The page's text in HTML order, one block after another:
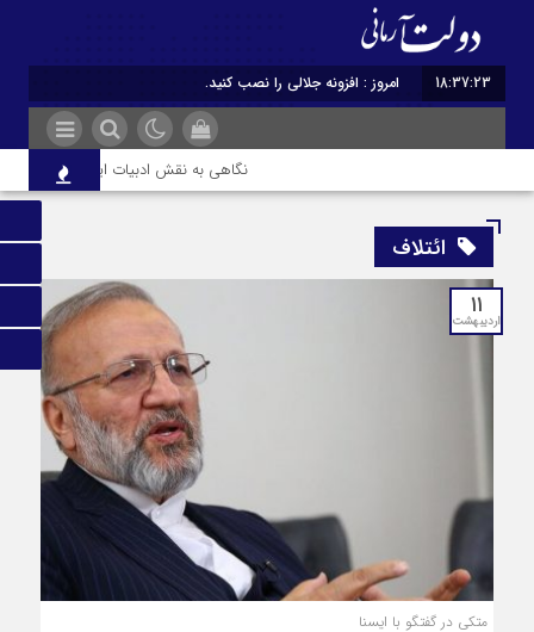
18:37:24 امروز : افزونه جلالی را نصب کنید.
نگاهی به نقش ادبیات ایران در هویت و
ائتلاف
۱۱
اردیبهشت
متکی در گفتگو با ایسنا